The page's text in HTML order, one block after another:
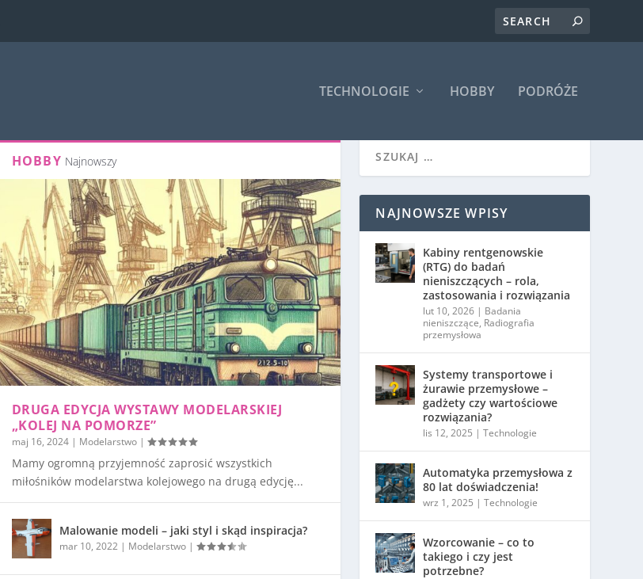
TECHNOLOGIE HOBBY PODRÓŻE
HOBBY Najnowszy
DRUGA EDYCJA WYSTAWY MODELARSKIEJ
„KOLEJ NA POMORZE”
maj 16, 2024| Modelarstwo|
Mamy ogromną przyjemność zaprosić wszystkich
miłośników modelarstwa kolejowego na drugą edycję...
Malowanie modeli – jaki styl i skąd inspiracja?
mar 10, 2022 | Modelarstwo|
NAJNOWSZE WPISY
Kabiny rentgenowskie
(RTG) do badań
nieniszczących – rola,
zastosowania i rozwiązania
lut 10, 2026 | Badania
nieniszczące, Radiografia
przemysłowa
Systemy transportowe i
żurawie przemysłowe –
gadżety czy wartościowe
rozwiązania?
lis 12, 2025 |Technologie
Automatyka przemysłowa z
80 lat doświadczenia!
wrz 1, 2025 |Technologie
Wzorcowanie – co to
takiego i czy jest
potrzebne?